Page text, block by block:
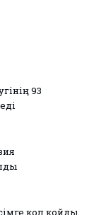
93
қол қойды